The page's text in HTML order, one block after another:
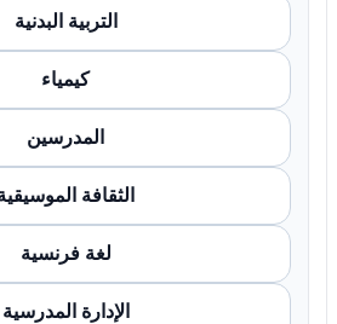
التربية البدنية
كيمياء
المدرسين
الثقافة الموسيقية
لغة فرنسية
الإدارة المدرسية